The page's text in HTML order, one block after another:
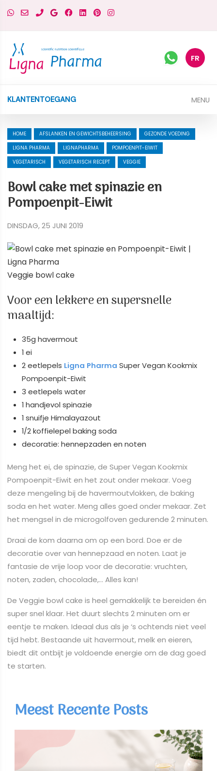
FR
KLANTENTOEGANG MENU
HOME AFSLANKEN EN GEWICHTSBEHEERSING
GEZONDE VOEDING
LIGNA PHARMA
LIGNAPHARMA
POMPOENPIT-EIWIT
VEGETARISCH
VEGETARISCH RECEPT VEGGIE
Bowl cake met spinazie en
Pompoenpit-Eiwit
DINSDAG, 25 JUNI 2019
Veggie bowl cake
Voor een lekkere en supersnelle
maaltijd:
35g havermout
1 ei
2 eetlepels Ligna Pharma Super Vegan Kookmix
Pompoenpit-Eiwit
3 eetlepels water
1 handjevol spinazie
1 snuifje Himalayazout
1/2 koffielepel baking soda
decoratie: hennepzaden en noten
Meng het ei, de spinazie, de Super Vegan Kookmix
Pompoenpit-Eiwit en het zout onder mekaar. Voeg
deze mengeling bij de havermoutvlokken, de baking
soda en het water. Meng alles goed onder mekaar. Zet
het mengsel in de microgolfoven gedurende 2 minuten.
Draai de kom daarna om op een bord. Doe er de
decoratie over van hennepzaad en noten. Laat je
fantasie de vrije loop voor de decoratie: vruchten,
noten, zaden, chocolade,… Alles kan!
De Veggie bowl cake is heel gemakkelijk te bereiden én
super snel klaar. Het duurt slechts 2 minuten om er
eentje te maken. Ideaal dus als je ‘s ochtends niet veel
tijd hebt. Bestaande uit havermout, melk en eieren,
biedt dit ontbijt je voldoende energie om de dag goed
te starten.
Meest Recente Posts